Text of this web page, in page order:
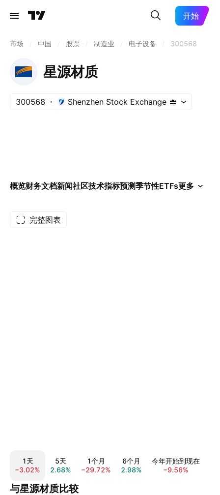
开始
市场 中国 股票 制造业 电子设备 300568
星源材质
300568 Shenzhen Stock Exchange
概览财务文档新闻社区技术指标预测季节性ETFs更多
完整图表
1天
−3.02%
5天
2.68%
1个月
−29.72%
6个月
2.98%
今年开始到现在
−9.56%
与星源材质比较